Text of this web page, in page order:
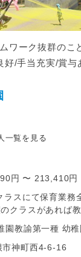
ワーク抜群のこ
好/手当充実/賞与
一覧を見る
円 〜 213,410円
ラスにて保育業務
クラスがあれば教
～～～～～～～～
験やご希望を考
保育士 幼
市神町西4-6-16